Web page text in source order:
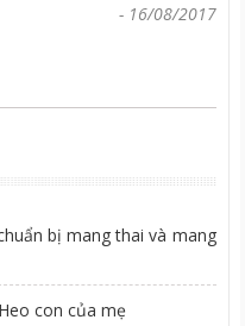
- 16/08/2017
bị mang thai và mang
con của mẹ